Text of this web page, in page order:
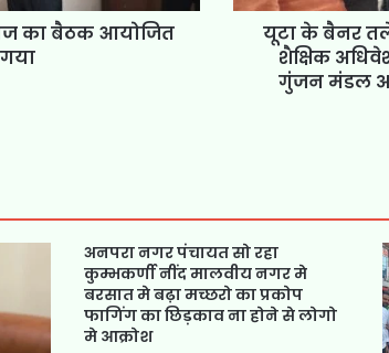
का बैठक आयोजित
यूटा के बैनर
शैक्षिक
गुंजन मंडल
अनपरा नगर पंचायत सो रहा
कुम्भकर्णी नींद मालवीय नगर मे
बरसात मे बढ़ा मच्छरो का प्रकोप
फागिंग का छिड़काव ना होने से लोगो
मे आक्रोश